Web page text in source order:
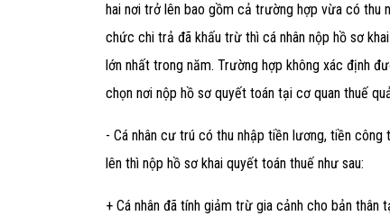
hai nơi trở lên bao gồm cả trường hợp vừa có
chức chi trả đã khấu trừ thì cá nhân nộp hồ sơ
lớn nhất trong năm. Trường hợp không xác định
chọn nơi nộp hồ sơ quyết toán tại cơ quan thuế
- Cá nhân cư trú có thu nhập tiền lương, tiền
lên thì nộp hồ sơ khai quyết toán thuế như sau:
+ Cá nhân đã tính giảm trừ gia cảnh cho bản